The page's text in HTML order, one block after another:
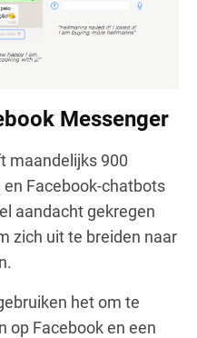
Messenger
maandelijks 900
Facebook-chatbots
aandacht gekregen
zich uit te breiden naar
het om te
op Facebook en een